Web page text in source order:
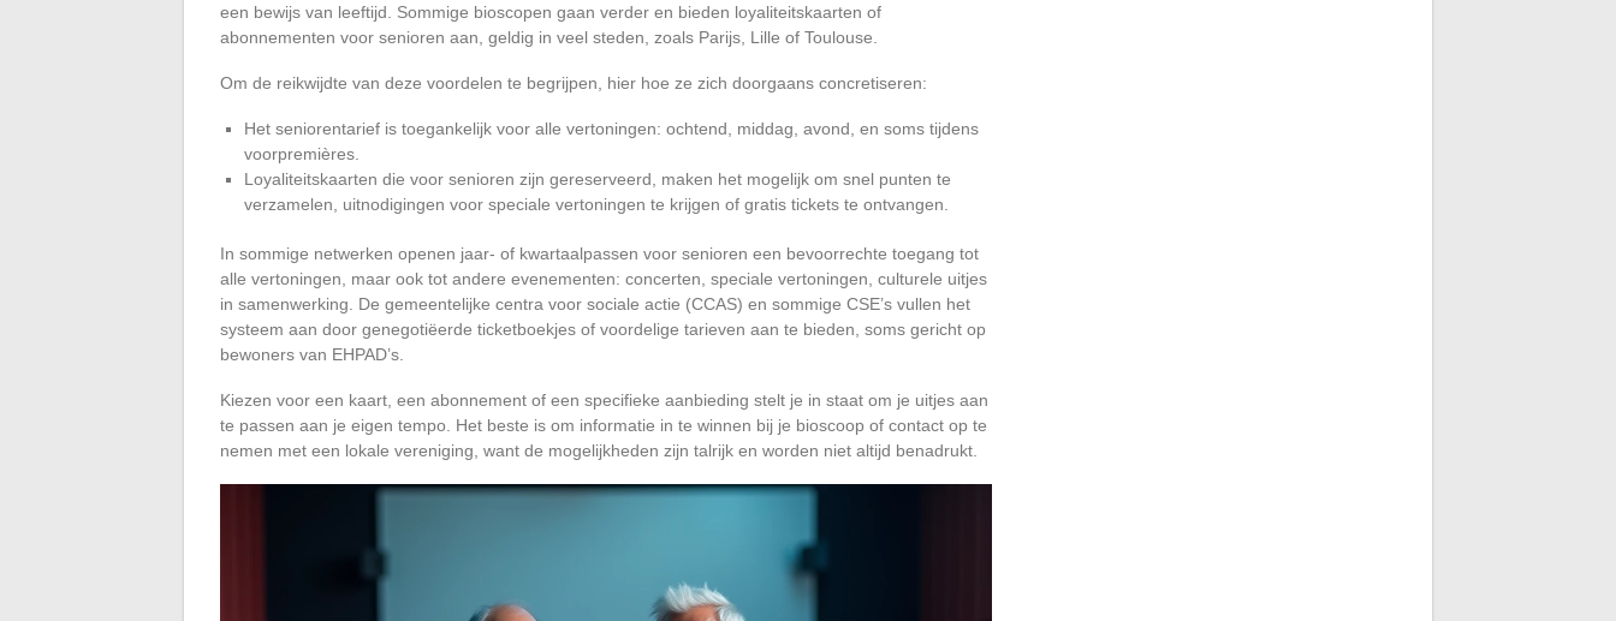
een bewijs van leeftijd. Sommige bioscopen gaan verder en bieden loyaliteitskaarten of
abonnementen voor senioren aan, geldig in veel steden, zoals Parijs, Lille of Toulouse.
Om de reikwijdte van deze voordelen te begrijpen, hier hoe ze zich doorgaans concretiseren:
Het seniorentarief is toegankelijk voor alle vertoningen: ochtend, middag, avond, en soms tijdens
voorpremières.
Loyaliteitskaarten die voor senioren zijn gereserveerd, maken het mogelijk om snel punten te
verzamelen, uitnodigingen voor speciale vertoningen te krijgen of gratis tickets te ontvangen.
In sommige netwerken openen jaar- of kwartaalpassen voor senioren een bevoorrechte toegang tot
alle vertoningen, maar ook tot andere evenementen: concerten, speciale vertoningen, culturele uitjes
in samenwerking. De gemeentelijke centra voor sociale actie (CCAS) en sommige CSE’s vullen het
systeem aan door genegotiëerde ticketboekjes of voordelige tarieven aan te bieden, soms gericht op
bewoners van EHPAD’s.
Kiezen voor een kaart, een abonnement of een specifieke aanbieding stelt je in staat om je uitjes aan
te passen aan je eigen tempo. Het beste is om informatie in te winnen bij je bioscoop of contact op te
nemen met een lokale vereniging, want de mogelijkheden zijn talrijk en worden niet altijd benadrukt.